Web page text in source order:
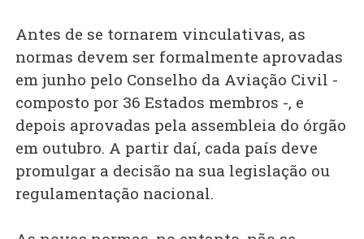
Antes de se tornarem vinculativas, as
normas devem ser formalmente aprovadas
em junho pelo Conselho da Aviação Civil -
composto por 36 Estados membros -, e
depois aprovadas pela assembleia do órgão
em outubro. A partir daí, cada país deve
promulgar a decisão na sua legislação ou
regulamentação nacional.